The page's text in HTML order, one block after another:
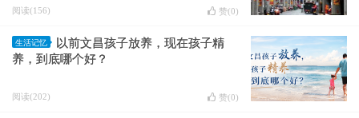
阅读(156) 赞(0)
生活记忆
以前文昌孩子放养，现在孩子精
养，到底哪个好？
阅读(202) 赞(0)